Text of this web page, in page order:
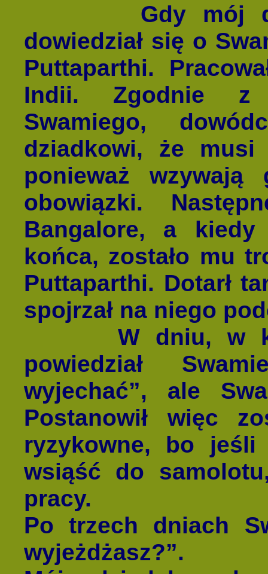
Gdy mój
dowiedział się o
Puttaparthi.
Indii. Zgodnie z
Swamiego,
dziadkowi, że
ponieważ
obowiązki.
Bangalore, a kiedy
końca, zostało mu
Puttaparthi. Dotarł
spojrzał na niego
W dniu, w
powiedział
wyjechać”, ale
Postanowił więc
ryzykowne, bo
wsiąść do
pracy.
Po trzech dniach
wyjeżdżasz?”.